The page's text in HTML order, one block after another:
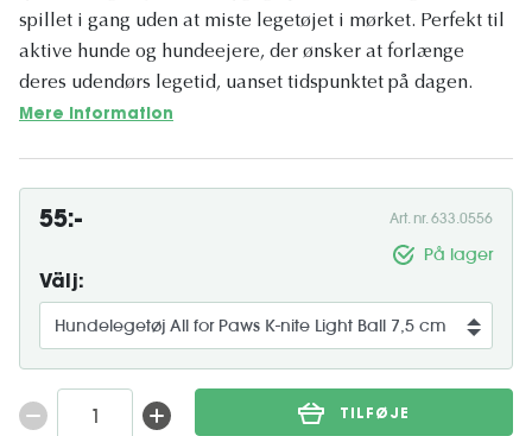
spillet i gang uden at miste legetøjet i mørket. Perfekt til
aktive hunde og hundeejere, der ønsker at forlænge
deres udendørs legetid, uanset tidspunktet på dagen.
Mere information
55:- Art. nr. 633.0556
På lager
Välj:
TILFØJE